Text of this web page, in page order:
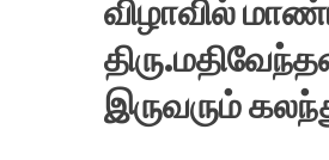
விழாவில்
இருவரும்